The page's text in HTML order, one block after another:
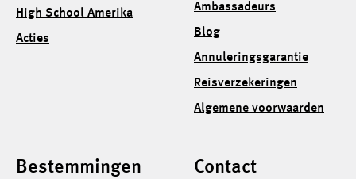
High School Amerika
Acties
Ambassadeurs
Blog
Annuleringsgarantie
Reisverzekeringen
Algemene voorwaarden
Bestemmingen Contact